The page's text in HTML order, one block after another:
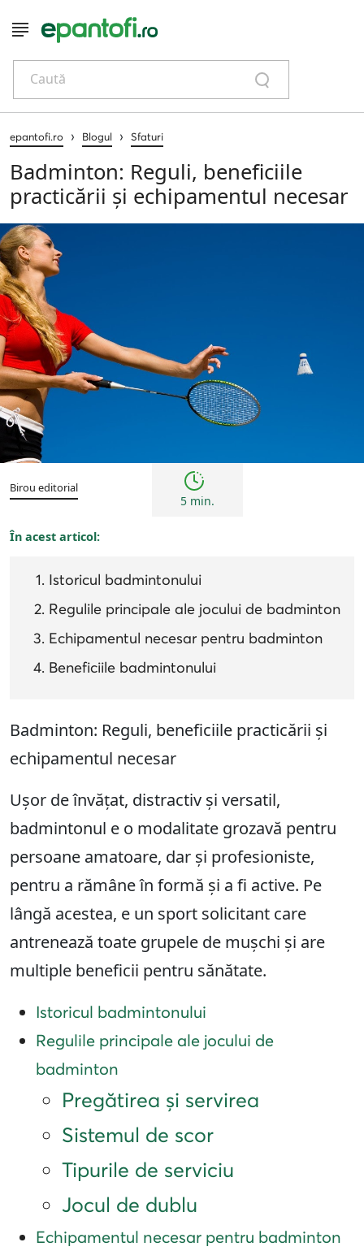
Caută
epantofi.ro › Blogul › Sfaturi
Badminton: Reguli, beneficiile
practicării și echipamentul necesar
Birou editorial
5 min.
În acest articol:
Istoricul badmintonului
Regulile principale ale jocului de badminton
Echipamentul necesar pentru badminton
Beneficiile badmintonului
Badminton: Reguli, beneficiile practicării și
echipamentul necesar
Ușor de învățat, distractiv și versatil,
badmintonul e o modalitate grozavă pentru
persoane amatoare, dar și profesioniste,
pentru a rămâne în formă și a fi active. Pe
lângă acestea, e un sport solicitant care
antrenează toate grupele de mușchi și are
multiple beneficii pentru sănătate.
Istoricul badmintonului
Regulile principale ale jocului de
badminton
Pregătirea și servirea
Sistemul de scor
Tipurile de serviciu
Jocul de dublu
Echipamentul necesar pentru badminton